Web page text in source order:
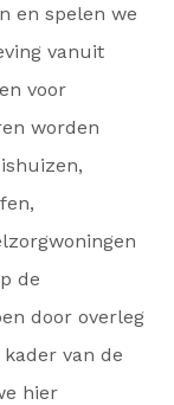
en spelen we
vanuit
voor
worden
de
door overleg
van de
hier